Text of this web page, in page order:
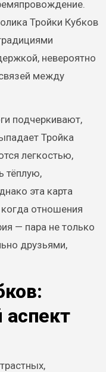
Тройки Кубков
невероятно
между
подчеркивают,
Тройка
легкостью,
тёплую,
эта карта
отношения
— пара не только
друзьями,
аспект